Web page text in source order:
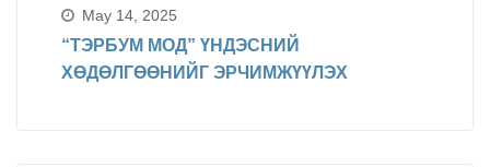
May 14, 2025
“ТЭРБУМ МОД” ҮНДЭСНИЙ
ХӨДӨЛГӨӨНИЙГ ЭРЧИМЖҮҮЛЭХ